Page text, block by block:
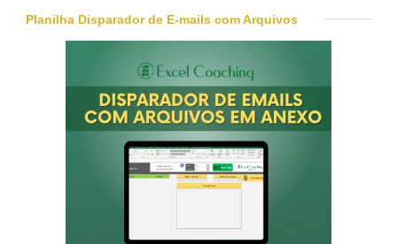
Planilha Disparador de E-mails com Arquivos